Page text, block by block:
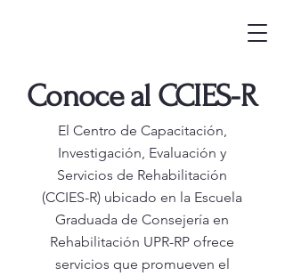
Conoce al CCIES-R
El Centro de Capacitación,
Investigación, Evaluación y
Servicios de Rehabilitación
(CCIES-R) ubicado en la Escuela
Graduada de Consejería en
Rehabilitación UPR-RP ofrece
servicios que promueven el